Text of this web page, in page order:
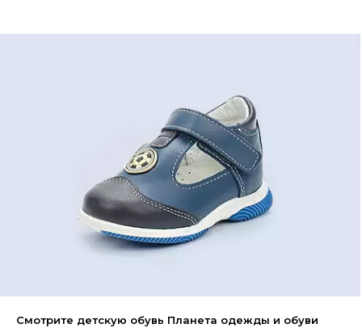
Смотрите детскую обувь Планета одежды и обуви